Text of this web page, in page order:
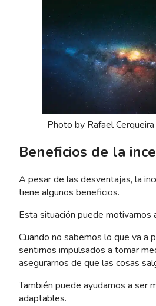
Photo by Rafael Cerqueira
Beneficios de la
A pesar de las desventajas, la
tiene algunos beneficios.
Esta situación puede motivarnos
Cuando no sabemos lo que va a
sentirnos impulsados a tomar
asegurarnos de que las cosas
También puede ayudarnos a ser
adaptables.